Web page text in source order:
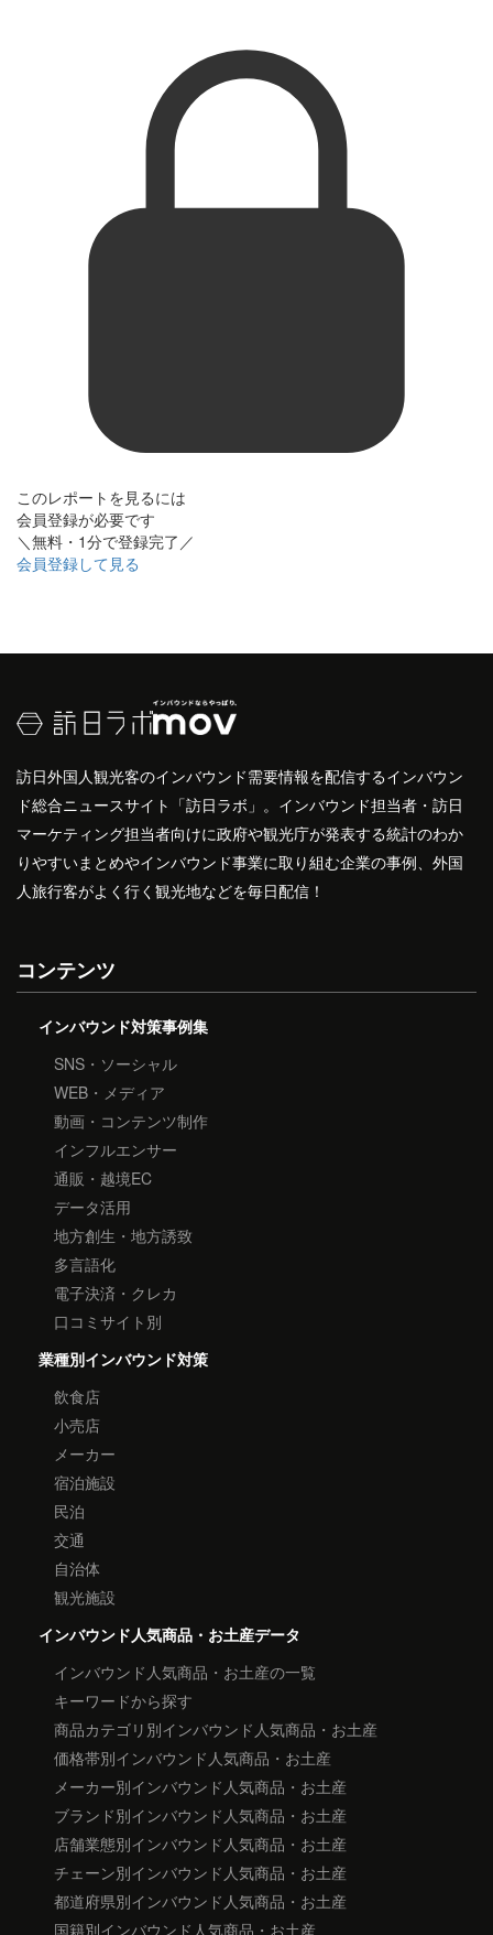
このレポートを見るには
会員登録が必要です
＼無料・1分で登録完了／
会員登録して見る
訪日外国人観光客のインバウンド需要情報を配信するインバウン
ド総合ニュースサイト「訪日ラボ」。インバウンド担当者・訪日
マーケティング担当者向けに政府や観光庁が発表する統計のわか
りやすいまとめやインバウンド事業に取り組む企業の事例、外国
人旅行客がよく行く観光地などを毎日配信！
コンテンツ
インバウンド対策事例集
SNS・ソーシャル
WEB・メディア
動画・コンテンツ制作
インフルエンサー
通販・越境EC
データ活用
地方創生・地方誘致
多言語化
電子決済・クレカ
口コミサイト別
業種別インバウンド対策
飲食店
小売店
メーカー
宿泊施設
民泊
交通
自治体
観光施設
インバウンド人気商品・お土産データ
インバウンド人気商品・お土産の一覧
キーワードから探す
商品カテゴリ別インバウンド人気商品・お土産
価格帯別インバウンド人気商品・お土産
メーカー別インバウンド人気商品・お土産
ブランド別インバウンド人気商品・お土産
店舗業態別インバウンド人気商品・お土産
チェーン別インバウンド人気商品・お土産
都道府県別インバウンド人気商品・お土産
国籍別インバウンド人気商品・お土産